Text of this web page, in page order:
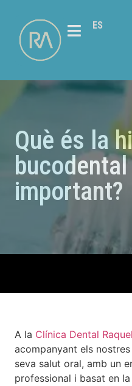
ES
Què és la
important?
A la Clínica Dental
acompanyant els
seva salut oral, amb un
professional i basat en